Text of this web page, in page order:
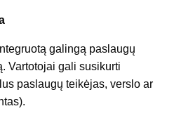
galingą paslaugų
Vartotojai gali susikurti
paslaugų teikėjas, verslo ar